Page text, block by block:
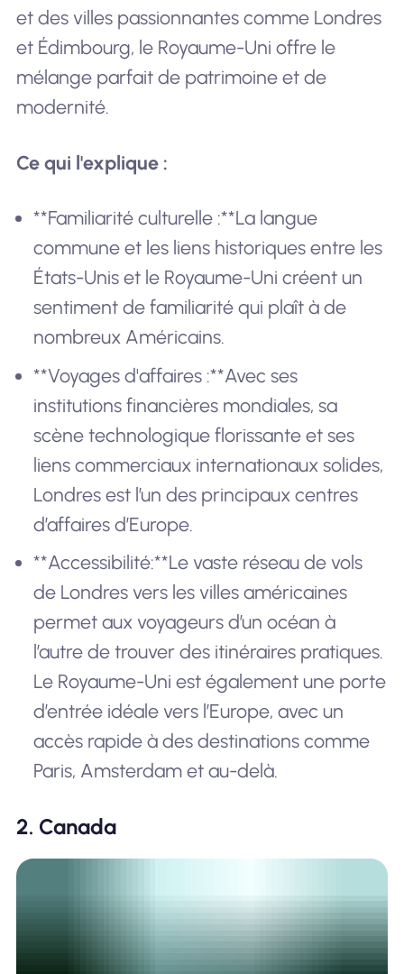
et des villes passionnantes comme Londres
et Édimbourg, le Royaume-Uni offre le
mélange parfait de patrimoine et de
modernité.
Ce qui l'explique :
**Familiarité culturelle :**La langue
commune et les liens historiques entre les
États-Unis et le Royaume-Uni créent un
sentiment de familiarité qui plaît à de
nombreux Américains.
**Voyages d'affaires :**Avec ses
institutions financières mondiales, sa
scène technologique florissante et ses
liens commerciaux internationaux solides,
Londres est l’un des principaux centres
d’affaires d’Europe.
**Accessibilité:**Le vaste réseau de vols
de Londres vers les villes américaines
permet aux voyageurs d’un océan à
l’autre de trouver des itinéraires pratiques.
Le Royaume-Uni est également une porte
d’entrée idéale vers l’Europe, avec un
accès rapide à des destinations comme
Paris, Amsterdam et au-delà.
2. Canada